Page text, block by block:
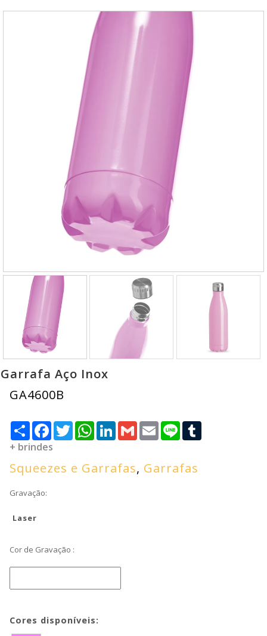
Garrafa Aço Inox
GA4600B
Compartilhar
Facebook
TwitterWhatsApp
LinkedIn
GmailEmailLine
+ brindes
Squeezes e Garrafas, Garrafas
Gravação:
Laser
Cor de Gravação :
Cores disponíveis: